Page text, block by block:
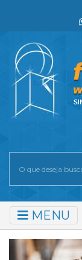
MENU